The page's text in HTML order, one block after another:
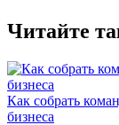
Читайте
Как собрать
бизнеса